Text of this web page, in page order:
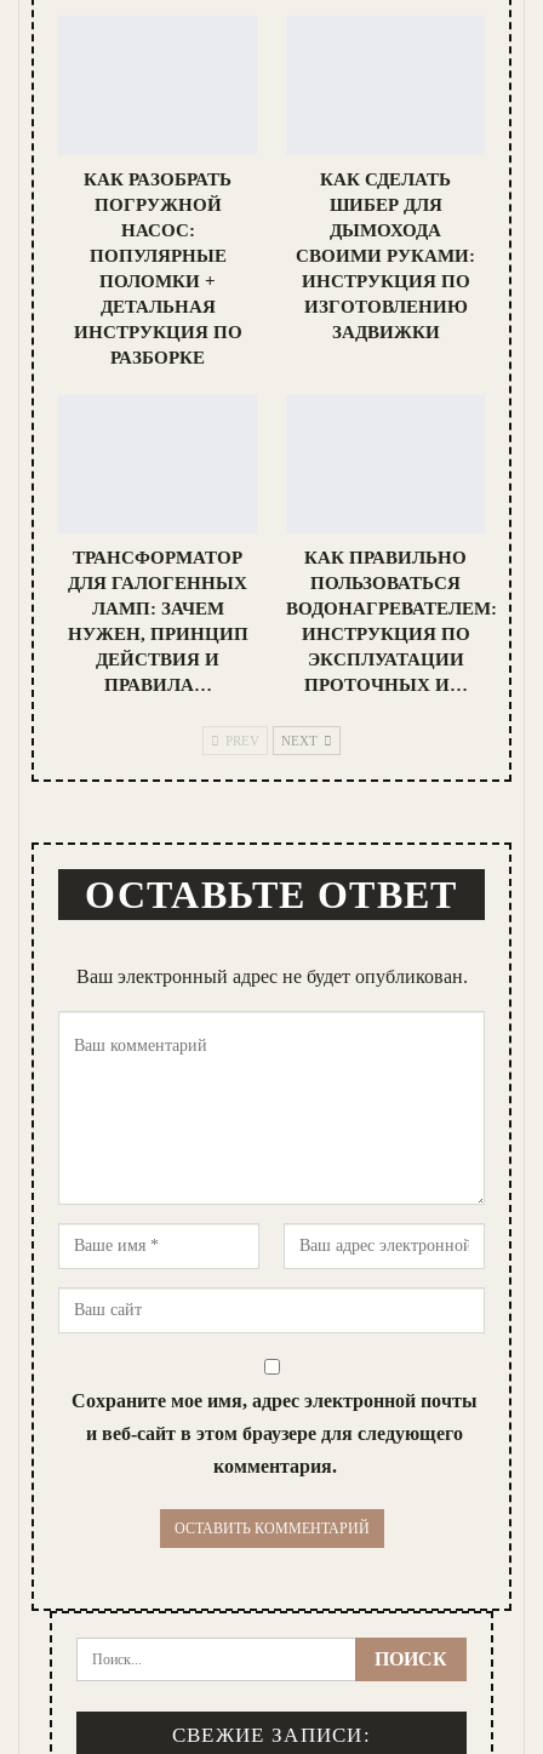
КАК РАЗОБРАТЬ
ПОГРУЖНОЙ
НАСОС:
ПОПУЛЯРНЫЕ
ПОЛОМКИ +
ДЕТАЛЬНАЯ
ИНСТРУКЦИЯ ПО
РАЗБОРКЕ
КАК СДЕЛАТЬ
ШИБЕР ДЛЯ
ДЫМОХОДА
СВОИМИ РУКАМИ:
ИНСТРУКЦИЯ ПО
ИЗГОТОВЛЕНИЮ
ЗАДВИЖКИ
ТРАНСФОРМАТОР
ДЛЯ ГАЛОГЕННЫХ
ЛАМП: ЗАЧЕМ
НУЖЕН, ПРИНЦИП
ДЕЙСТВИЯ И
ПРАВИЛА…
КАК ПРАВИЛЬНО
ПОЛЬЗОВАТЬСЯ
ВОДОНАГРЕВАТЕЛЕМ:
ИНСТРУКЦИЯ ПО
ЭКСПЛУАТАЦИИ
ПРОТОЧНЫХ И…
PREV NEXT
ОСТАВЬТЕ ОТВЕТ
Ваш электронный адрес не будет опубликован.
Сохраните мое имя, адрес электронной почты
и веб-сайт в этом браузере для следующего
комментария.
СВЕЖИЕ ЗАПИСИ: